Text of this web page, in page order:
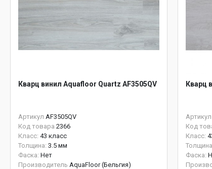
Кварц винил Aquafloor Quartz AF3505QV
Артикул AF3505QV
Код товара 2366
Класс: 43 класс
Толщина: 3.5 мм
Фаска: Нет
Производитель AquaFloor (Бельгия)
Кварц
Артикул
Код
Класс:
Фаска: